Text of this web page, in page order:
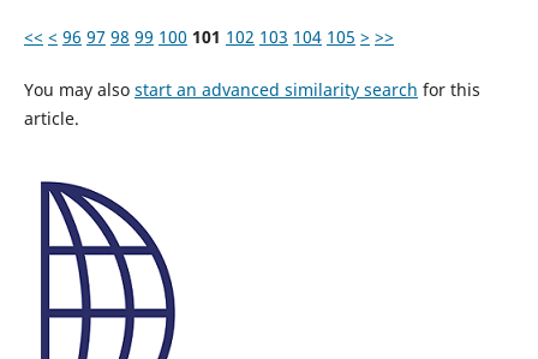
<< < 96 97 98 99 100 101 102 103 104 105 > >>
You may also start an advanced similarity search for this
article.